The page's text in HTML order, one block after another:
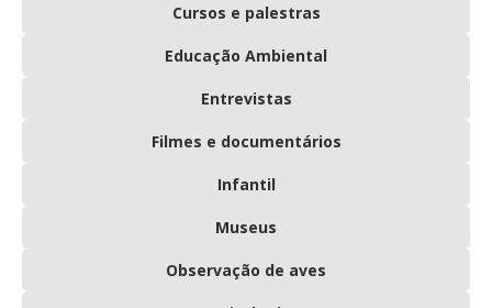
Cursos e palestras
Educação Ambiental
Entrevistas
Filmes e documentários
Infantil
Museus
Observação de aves